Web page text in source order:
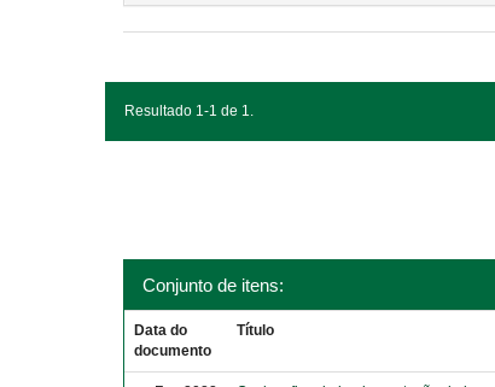
Resultado 1-1 de 1.
Conjunto de itens:
Data do
documento
Título